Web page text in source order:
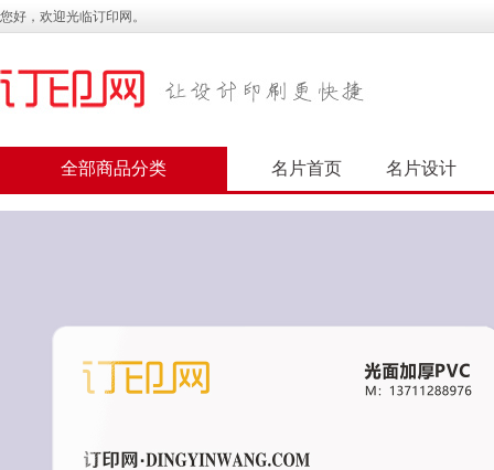
您好，欢迎光临订印网。
全部商品分类 名片首页 名片设计